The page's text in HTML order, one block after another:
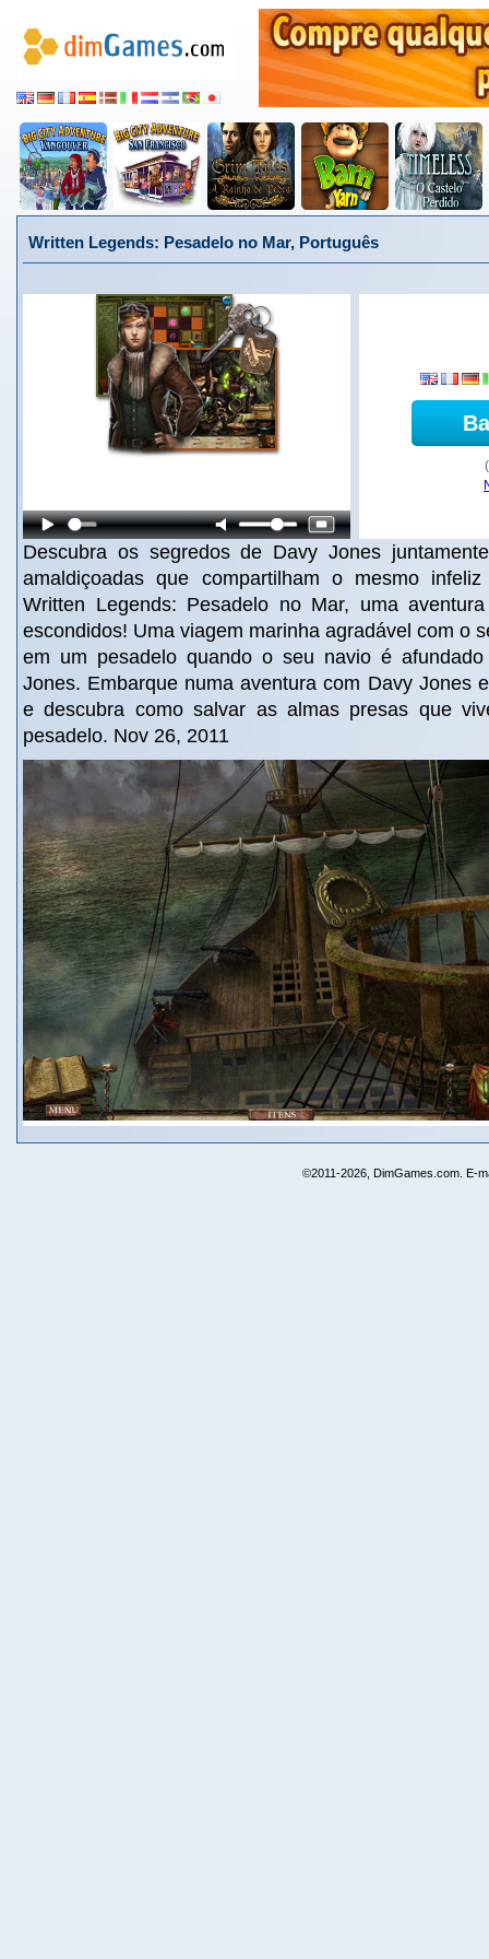
Written Legends: Pesadelo no Mar, Português
Descubra os segredos de Davy Jones
amaldiçoadas que compartilham o mesmo
Written Legends: Pesadelo no Mar, uma
escondidos! Uma viagem marinha agradável com o
em um pesadelo quando o seu navio é
Jones. Embarque numa aventura com Davy Jones
e descubra como salvar as almas presas que
pesadelo. Nov 26, 2011
©2011-2026, DimGames.com. E-